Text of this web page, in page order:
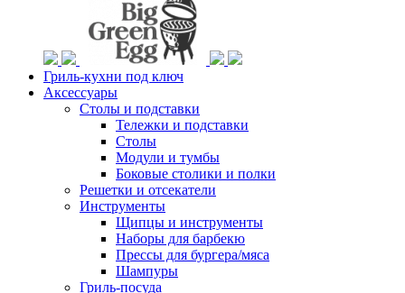
Гриль-кухни под ключ
Аксессуары
Столы и подставки
Тележки и подставки
Столы
Модули и тумбы
Боковые столики и полки
Решетки и отсекатели
Инструменты
Щипцы и инструменты
Наборы для барбекю
Прессы для бургера/мяса
Шампуры
Гриль-посуда